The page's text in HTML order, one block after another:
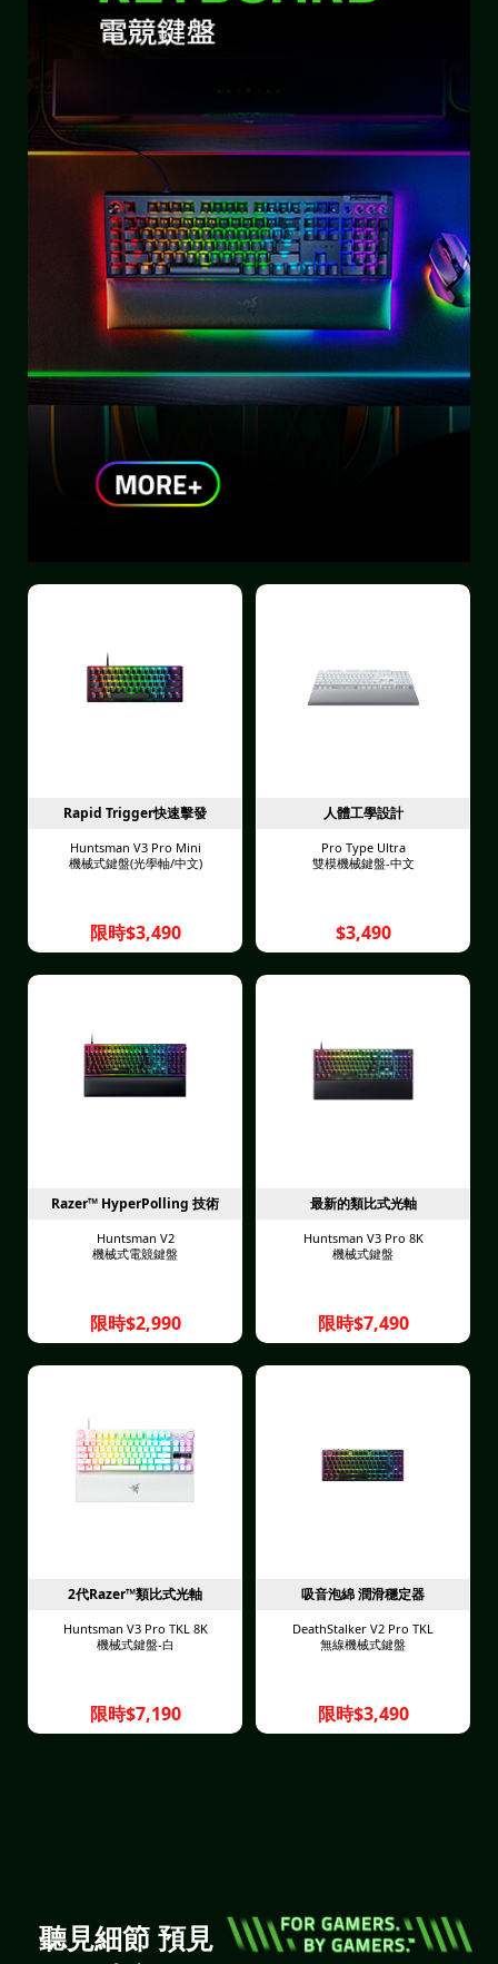
Rapid Trigger快速擊發
Huntsman V3 Pro Mini
機械式鍵盤(光學軸/中文)
限時$3,490
人體工學設計
Pro Type Ultra
雙模機械鍵盤-中文
$3,490
Razer™ HyperPolling 技術
Huntsman V2
機械式電競鍵盤
限時$2,990
最新的類比式光軸
Huntsman V3 Pro 8K
機械式鍵盤
限時$7,490
2代Razer™類比式光軸
Huntsman V3 Pro TKL 8K
機械式鍵盤-白
限時$7,190
吸音泡綿 潤滑穩定器
DeathStalker V2 Pro TKL
無線機械式鍵盤
限時$3,490
聽見細節 預見